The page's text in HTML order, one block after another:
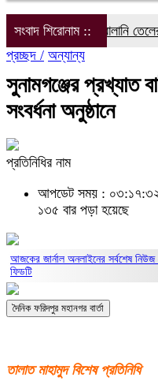
সংবাদ শিরোনাম ::
বিদ্যুৎ, গ্যাস ও জ্বালানি তেলের
প্রচ্ছদ / অন্যান্য
সুনামগঞ্জের প্রখ্যাত
সংবর্ধনা অনুষ্ঠানে
প্রতিনিধির নাম
আপডেট সময় : ০৩:১৭:৩২
১৩৫ বার পড়া হয়েছে
আজকের জার্নাল অনলাইনের সর্বশেষ
ফিডটি
দৈনিক ফরিদপুর মহানগর বার্তা
তালাত মাহামুদ বিশেষ প্রতিনিধি